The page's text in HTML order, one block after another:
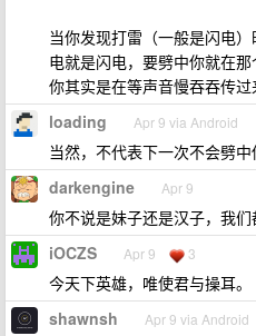
当你发现打雷（一般是闪电
电就是闪电，要劈中你就在那
你其实是在等声音慢吞吞传
loading Apr 9 via Android
当然，不代表下一次不会劈中
darkengine Apr 9
你不说是妹子还是汉子，我
iOCZS Apr 9 3
今天下英雄，唯使君与操耳。
shawnsh Apr 9 via Android